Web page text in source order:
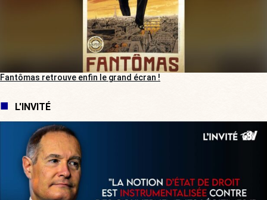
Fantômas retrouve enfin le grand écran !
L'INVITÉ